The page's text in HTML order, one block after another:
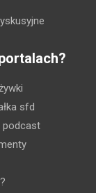
sfd
podcast